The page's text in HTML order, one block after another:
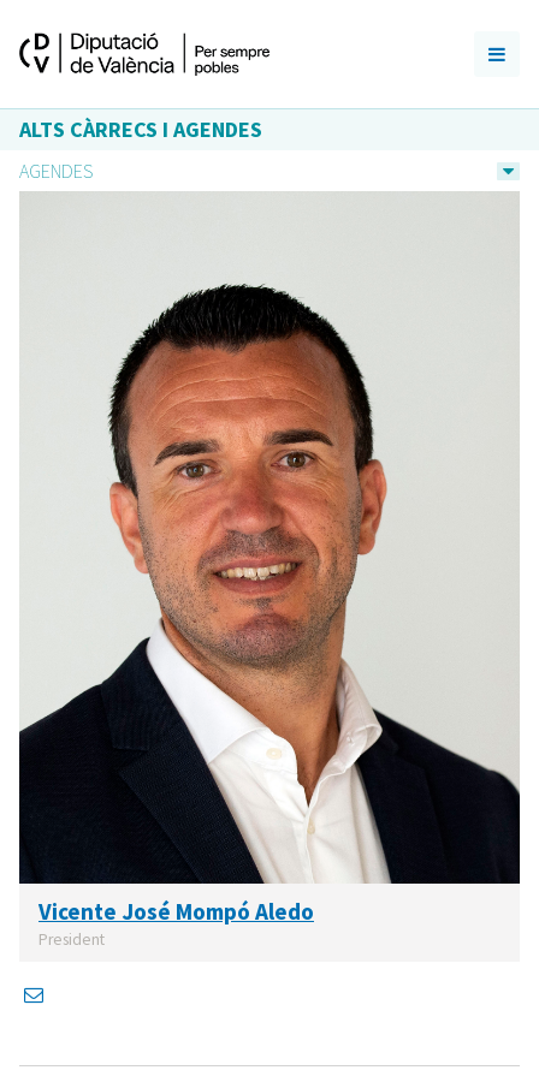
ALTS CÀRRECS I AGENDES
AGENDES
Vicente José Mompó Aledo
President